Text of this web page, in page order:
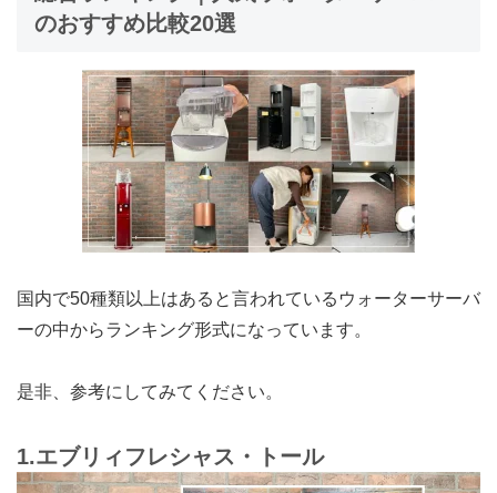
のおすすめ比較20選
国内で50種類以上はあると言われているウォーターサーバ
ーの中からランキング形式になっています。
是非、参考にしてみてください。
1.エブリィフレシャス・トール